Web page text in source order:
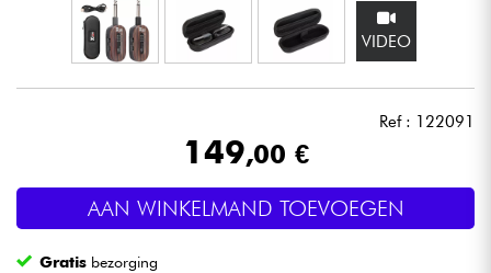
Microfoon
Licht
VIDEO
Ref : 122091
149,00 €
AAN WINKELMAND TOEVOEGEN
Gratis bezorging